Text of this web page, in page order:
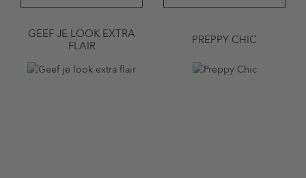
GEEF JE LOOK EXTRA
FLAIR
PREPPY CHIC